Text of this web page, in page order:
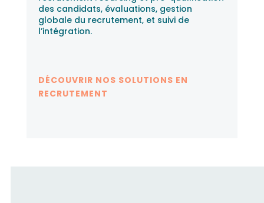
des candidats, évaluations, gestion
globale du recrutement, et suivi de
l’intégration.
DÉCOUVRIR NOS SOLUTIONS EN
RECRUTEMENT